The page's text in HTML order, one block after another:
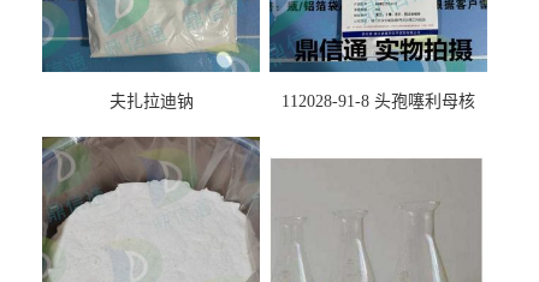
夫扎拉迪钠
112028-91-8 头孢噻利母核